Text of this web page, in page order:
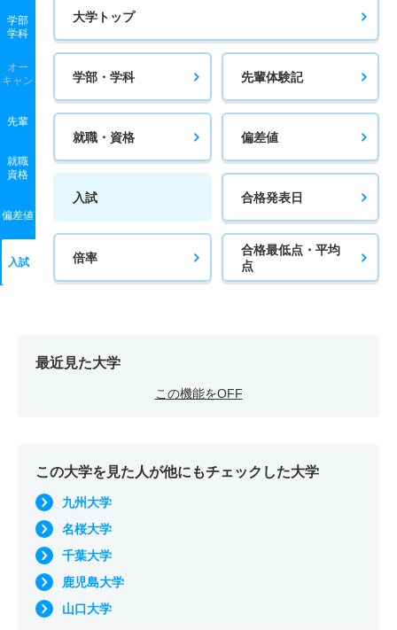
学部
学科
オー
キャン
先輩
就職
資格
偏差値
入試
大学トップ
学部・学科 先輩体験記
就職・資格 偏差値
入試 合格発表日
倍率
合格最低点・平均
点
最近見た大学
この機能をOFF
この大学を見た人が他にもチェックした大学
九州大学
名桜大学
千葉大学
鹿児島大学
山口大学